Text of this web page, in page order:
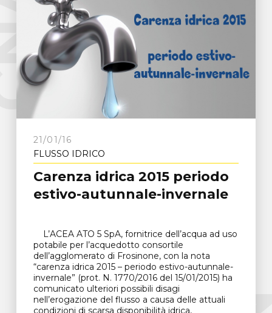
21/01/16
FLUSSO IDRICO
Carenza idrica 2015 periodo
estivo-autunnale-invernale
L’ACEA ATO 5 SpA, fornitrice dell’acqua ad uso
potabile per l’acquedotto consortile
dell’agglomerato di Frosinone, con la nota
“carenza idrica 2015 – periodo estivo-autunnale-
invernale” (prot. N. 1770/2016 del 15/01/2015) ha
comunicato ulteriori possibili disagi
nell’erogazione del flusso a causa delle attuali
condizioni di scarsa disponibilità idrica,